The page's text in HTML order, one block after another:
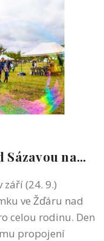
na...
(24. 9.)
ve Žďáru nad
celou rodinu. Den
propojení